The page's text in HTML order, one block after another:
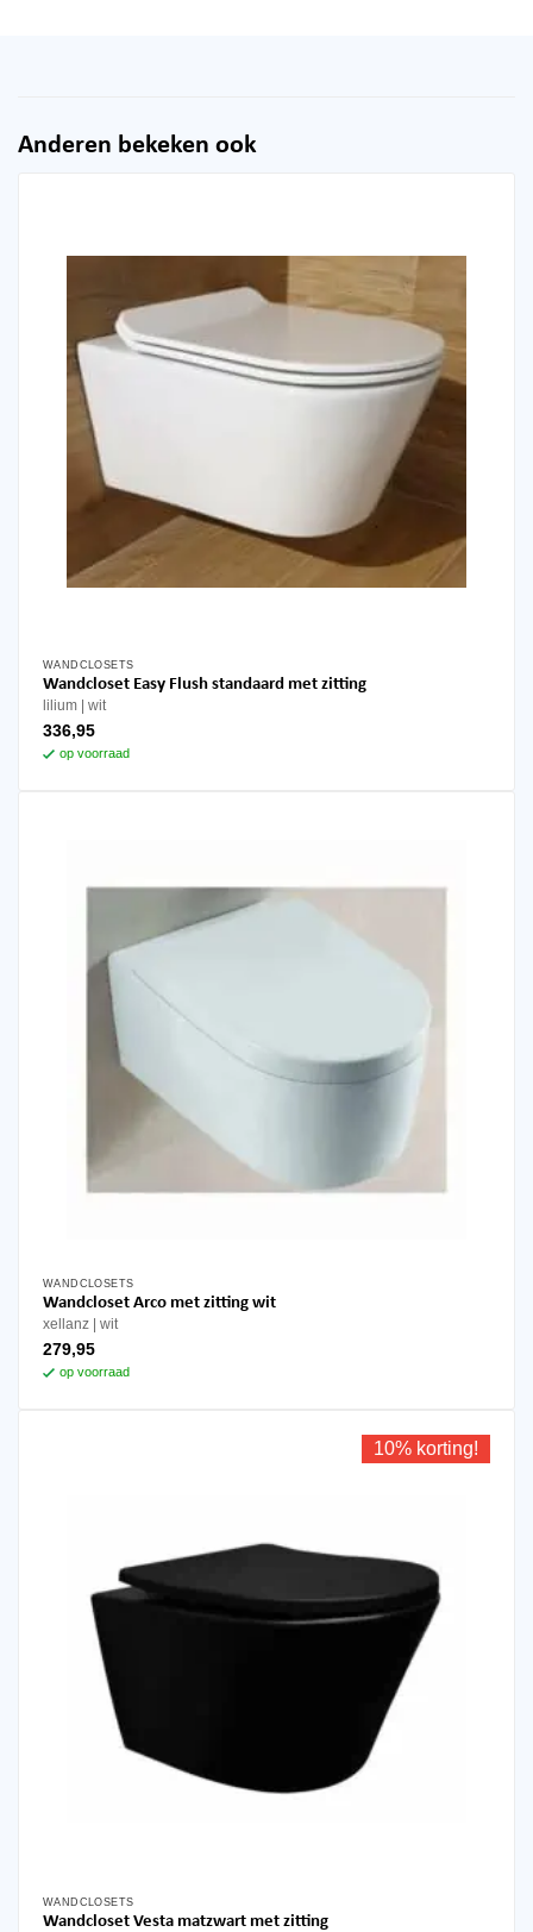
Anderen bekeken ook
WANDCLOSETS
Wandcloset Easy Flush standaard met zitting
lilium wit
336,95
op voorraad
WANDCLOSETS
Wandcloset Arco met zitting wit
xellanz wit
279,95
op voorraad
10% korting!
WANDCLOSETS
Wandcloset Vesta matzwart met zitting